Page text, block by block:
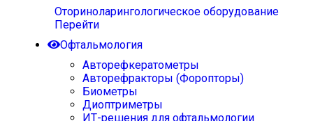
Оториноларингологическое оборудование
Перейти
Офтальмология
Авторефкератометры
Авторефракторы (Форопторы)
Биометры
Диоптриметры
ИТ-решения для офтальмологии